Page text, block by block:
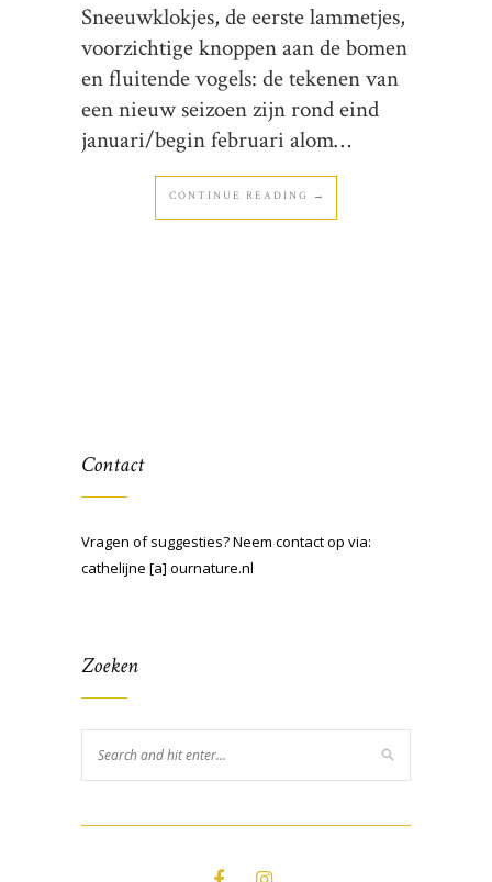
Sneeuwklokjes, de eerste lammetjes,
voorzichtige knoppen aan de bomen
en fluitende vogels: de tekenen van
een nieuw seizoen zijn rond eind
januari/begin februari alom…
CONTINUE READING →
Contact
Vragen of suggesties? Neem contact op via:
cathelijne [a] ournature.nl
Zoeken